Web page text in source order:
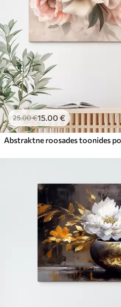
25.00€15.00 €